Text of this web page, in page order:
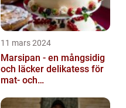
11 mars 2024
Marsipan - en mångsidig
och läcker delikatess för
mat- och